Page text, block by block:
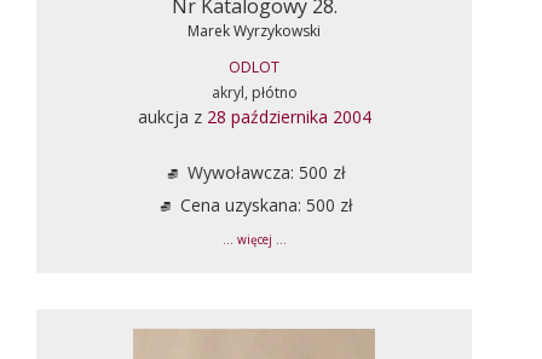
Nr Katalogowy 28.
Marek Wyrzykowski
ODLOT
akryl, płótno
aukcja z 28 października 2004
Wywoławcza: 500 zł
Cena uzyskana: 500 zł
... więcej ...